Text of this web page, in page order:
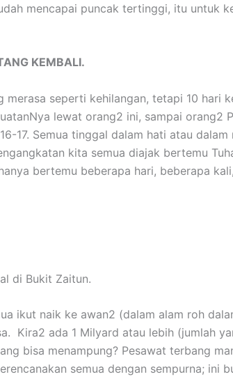
mencapai puncak tertinggi, itu untuk
KEMBALI.
merasa seperti kehilangan, tetapi 10 hari
lewat orang2 ini, sampai
17. Semua tinggal dalam hati atau
kita semua diajak bertemu
bertemu beberapa hari, beberapa
di Bukit Zaitun.
ikut naik ke awan2 (dalam alam roh
Kira2 ada 1 Milyard atau lebih (jumlah
bisa menampung? Pesawat terbang
semua dengan sempurna; ini